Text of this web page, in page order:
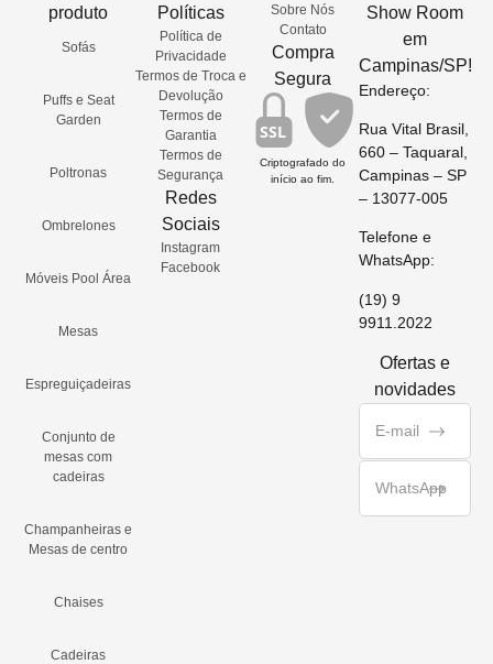
produto
Sofás
Puffs e Seat
Garden
Poltronas
Ombrelones
Móveis Pool Área
Mesas
Espreguiçadeiras
Conjunto de
mesas com
cadeiras
Champanheiras e
Mesas de centro
Chaises
Cadeiras
Políticas
Política de
Privacidade
Termos de Troca e
Devolução
Termos de
Garantia
Termos de
Segurança
Redes
Sociais
Instagram
Facebook
Sobre Nós
Contato
Compra
Segura
SSL
Criptografado do
início ao fim.
Show Room
em
Campinas/SP!
Endereço:
Rua Vital Brasil,
660 – Taquaral,
Campinas – SP
– 13077-005
Telefone e
WhatsApp:
(19) 9
9911.2022
Ofertas e
novidades